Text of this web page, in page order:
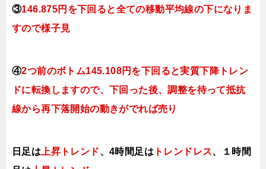
③146.875円を下回ると全ての移動平均線の下になりま
すので様子見
④2つ前のボトム145.108円を下回ると実質下降トレン
ドに転換し ますので、下回った後、調整を待って抵抗
線から再下落開始の動きがでれば売り
日足は 上昇トレンド、4時間足は トレンドレス、１時間